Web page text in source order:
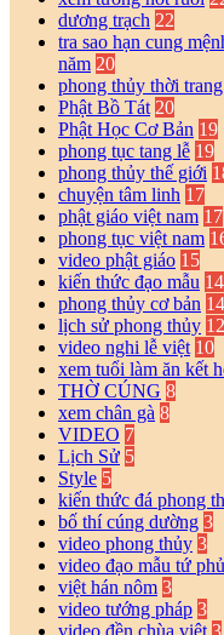
dương trạch 22
tra sao hạn cung
năm 20
phong thủy thời
Phật Bồ Tát 20
Phật Học Cơ Bản 19
phong tục tang lễ 19
phong thủy thế giới
chuyện tâm linh 17
phật giáo việt nam 17
phong tục việt nam
video phật giáo 15
kiến thức đạo mẫu 14
phong thủy cơ bản 14
lịch sử phong thủy 12
video nghi lễ việt 10
xem tuổi làm ăn kết
THỜ CÚNG 8
xem chân gà 8
VIDEO 7
Lịch Sử 5
Style 5
kiến thức đá phong
bố thí cúng dường 3
video phong thủy 3
video đạo mẫu tứ phủ
việt hán nôm 3
video tướng pháp 3